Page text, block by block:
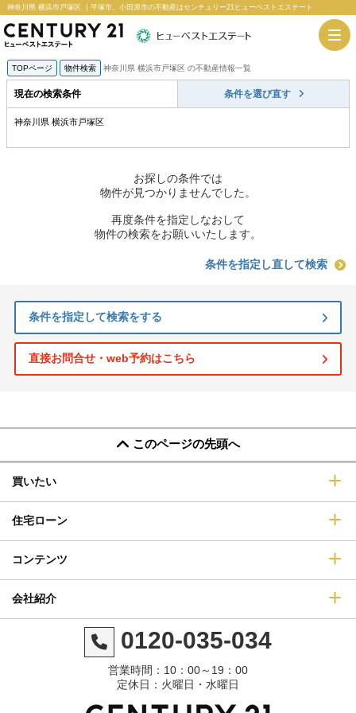
神奈川県 横浜市戸塚区 ｜平塚市、小田原市の不動産はセンチュリー21ヒューベストエステート
TOPページ 物件検索 神奈川県 横浜市戸塚区 の不動産情報一覧
現在の検索条件 条件を選び直す
神奈川県 横浜市戸塚区
お探しの条件では
物件が見つかりませんでした。
再度条件を指定しなおして
物件の検索をお願いいたします。
条件を指定し直して検索
条件を指定して検索をする
直接お問合せ・web予約はこちら
このページの先頭へ
買いたい
住宅ローン
コンテンツ
会社紹介
0120-035-034
営業時間：10：00～19：00
定休日：火曜日・水曜日